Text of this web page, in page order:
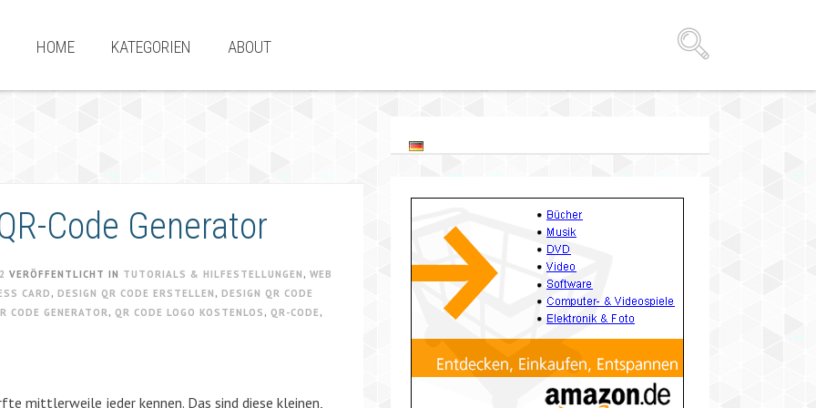
HOME KATEGORIEN ABOUT
Code Generator
VERÖFFENTLICHT IN TUTORIALS & HILFESTELLUNGEN , WEB
CARD , DESIGN QR CODE ERSTELLEN , DESIGN QR CODE
CODE GENERATOR, QR CODE LOGO KOSTENLOS , QR-CODE ,
mittlerweile jeder kennen. Das sind diese kleinen,